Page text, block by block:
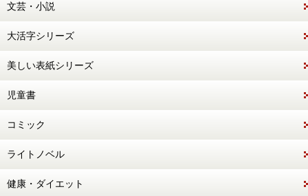
文芸・小説
大活字シリーズ
美しい表紙シリーズ
児童書
コミック
ライトノベル
健康・ダイエット